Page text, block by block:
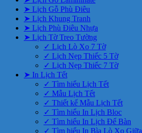
➤ Lịch Gỗ Phù Điêu
➤ Lịch Khung Tranh
➤ Lịch Phù Điêu Nhựa
➤ Lịch Tờ Treo Tường
✓ Lịch Lò Xo 7 Tờ
✓ Lịch Nẹp Thiếc 5 Tờ
✓ Lịch Nẹp Thiếc 7 Tờ
➤ In Lịch Tết
✓ Tìm hiểu Lịch Tết
✓ Mẫu Lịch Tết
✓ Thiết kế Mẫu Lịch Tết
✓ Tìm hiểu In Lịch Bloc
✓ Tìm hiểu In Lịch Để Bàn
✓ Tìm hiểu In Bìa Lò Xo Giữa